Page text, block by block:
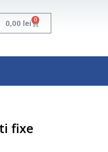
0,00 lei 0 Cart
fixe